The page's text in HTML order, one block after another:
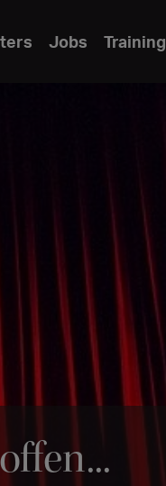
Jobs Training